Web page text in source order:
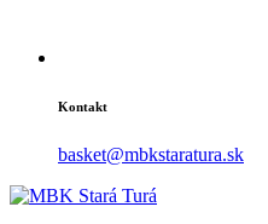
Kontakt
basket@mbkstaratura.sk